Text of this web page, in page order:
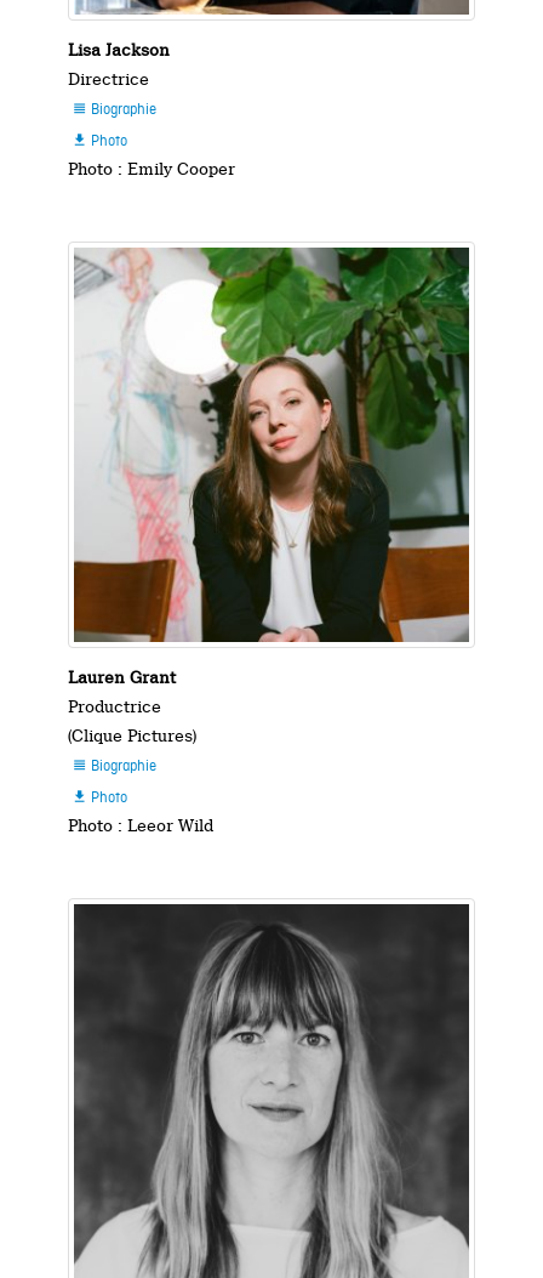
Lisa Jackson
Directrice
 Biographie
 Photo
Photo : Emily Cooper
Lauren Grant
Productrice
(Clique Pictures)
 Biographie
 Photo
Photo : Leeor Wild